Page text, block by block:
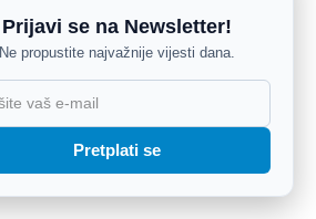
Prijavi se na Newsletter!
Ne propustite najvažnije vijesti dana.
Pretplati se